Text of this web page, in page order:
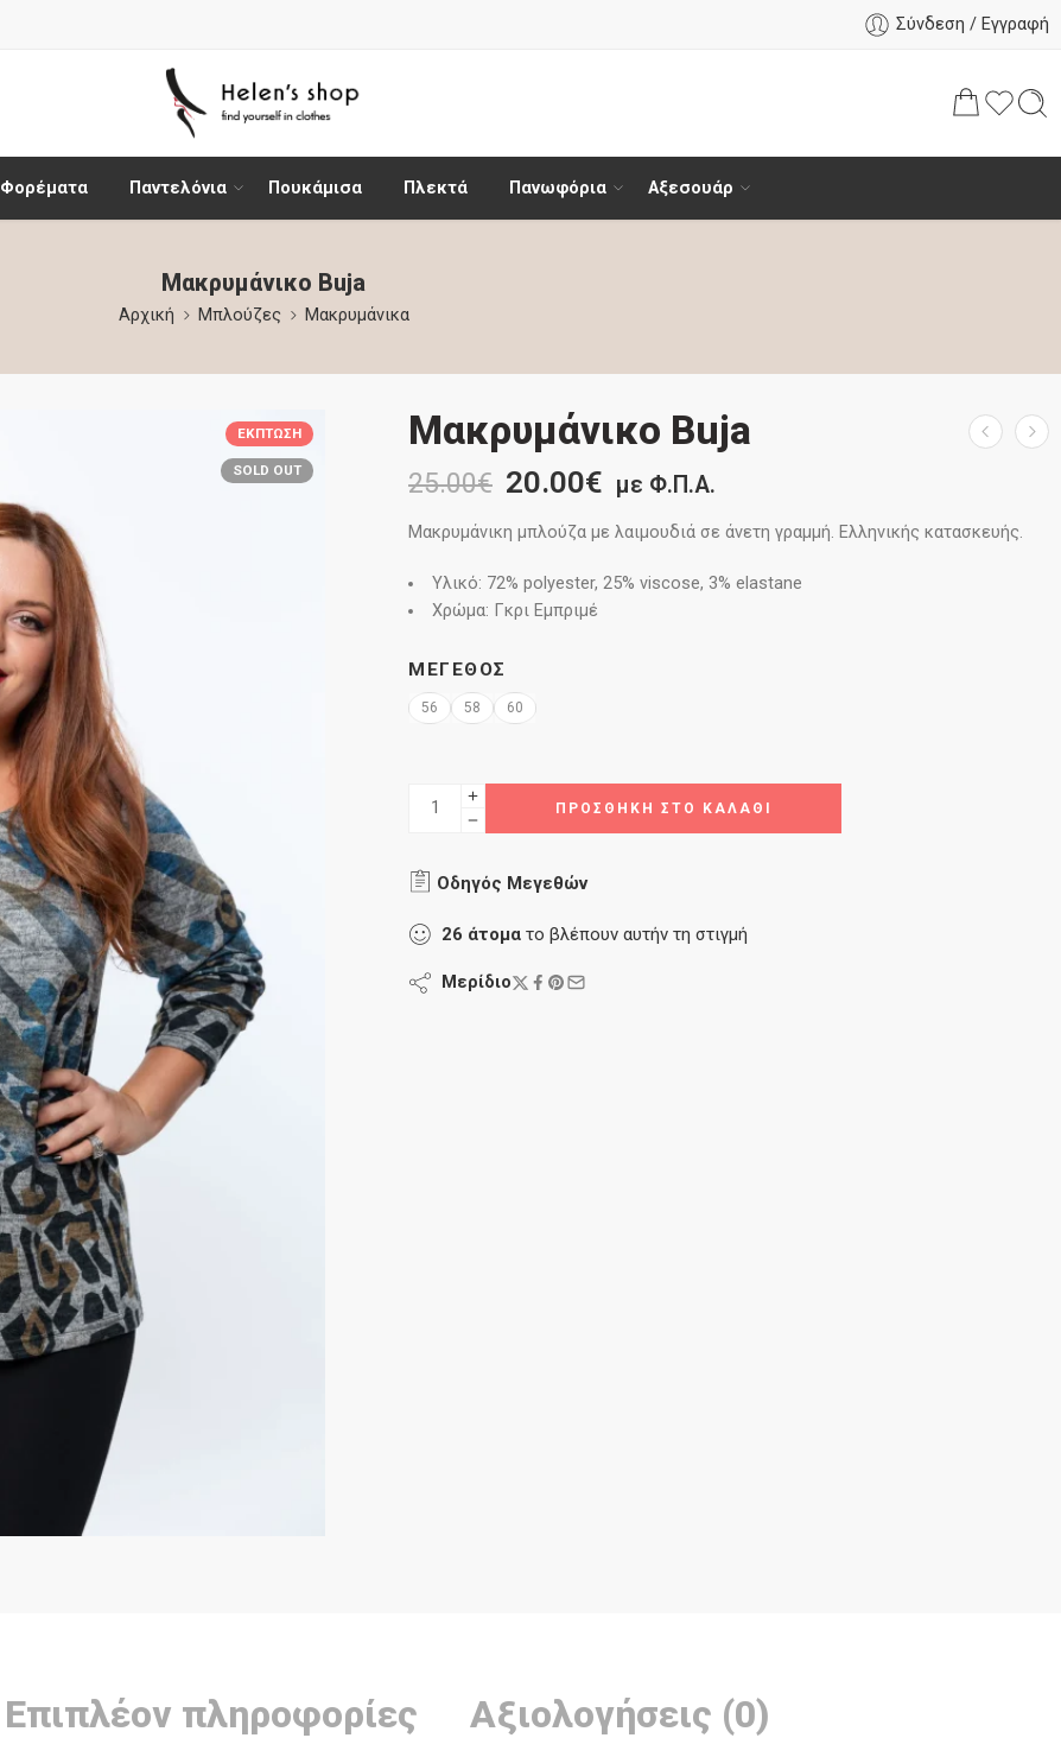
Σύνδεση / Εγγραφή
Φορέματα Παντελόνια Πουκάμισα Πλεκτά Πανωφόρια Αξεσουάρ
Μακρυμάνικο Buja
Αρχική Μπλούζες Μακρυμάνικα
ΈΚΠΤΩΣΗ
SOLD OUT
Μακρυμάνικο Buja
25.00€ 20.00€ με Φ.Π.Α.
Μακρυμάνικη μπλούζα με λαιμουδιά σε άνετη γραμμή. Ελληνικής κατασκευής.
Υλικό: 72% polyester, 25% viscose, 3% elastane
Χρώμα: Γκρι Εμπριμέ
ΜΈΓΕΘΟΣ
56 58 60
ΠΡΟΣΘΉΚΗ ΣΤΟ ΚΑΛΆΘΙ
Οδηγός Μεγεθών
26 άτομα το βλέπουν αυτήν τη στιγμή
Μερίδιο
Επιπλέον πληροφορίες Αξιολογήσεις (0)